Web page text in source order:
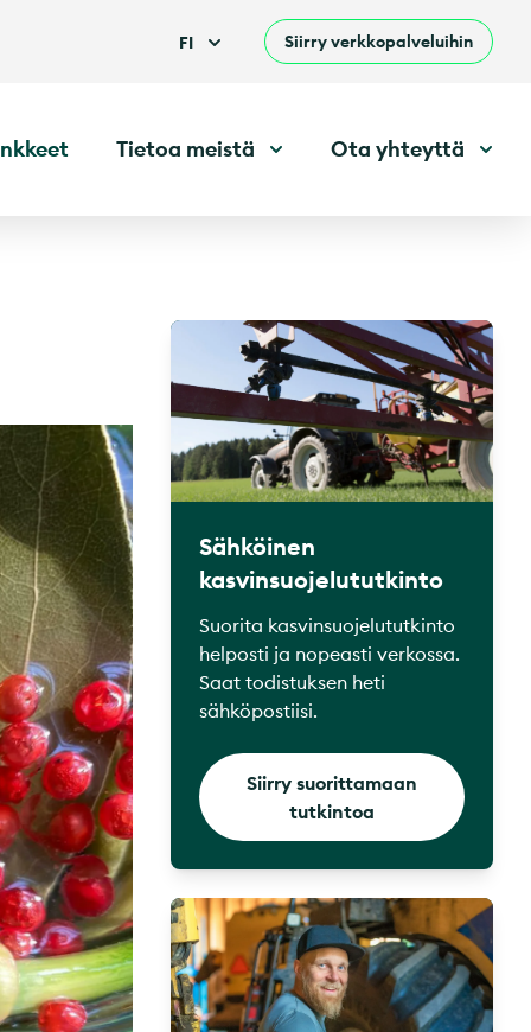
FI Siirry verkkopalveluihin
Tietoa meistä Ota yhteyttä
Sähköinen
kasvinsuojelututkinto
Suorita kasvinsuojelututkinto
helposti ja nopeasti verkossa.
Saat todistuksen heti
sähköpostiisi.
Siirry suorittamaan
tutkintoa